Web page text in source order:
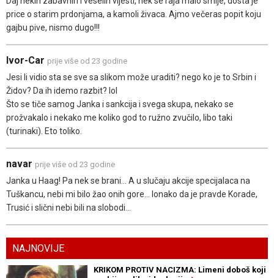
price o starim prdonjama, a kamoli živaca. Ajmo večeras popit koju
gajbu pive, nismo dugo!!!
Ivor-Car prije više od 23 godine
Jesi li vidio sta se sve sa slikom može uraditi? nego ko je to Srbin i
Židov? Da ih idemo razbit? lol
Što se tiče samog Janka i sankcija i svega skupa, nekako se
prožvakalo i nekako me koliko god to ružno zvučilo, libo taki
(turinaki). Eto toliko.
navar prije više od 23 godine
Janka u Haag! Pa nek se brani... A u slučaju akcije specijalaca na
Tuškancu, nebi mi bilo žao onih gore... Ionako da je pravde Korade,
Trusić i slični nebi bili na slobodi...
NAJNOVIJE
KRIKOM PROTIV NACIZMA: Limeni doboš koji